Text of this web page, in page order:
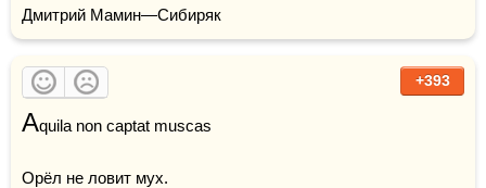
Дмитрий Мамин—Сибиряк
+393
Aquila non captat muscas
Орёл не ловит мух.